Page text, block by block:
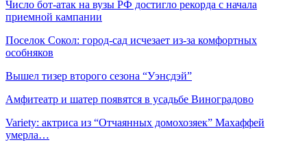
Число бот-атак на вузы РФ достигло рекорда с начала
приемной кампании
Поселок Сокол: город-сад исчезает из-за комфортных
особняков
Вышел тизер второго сезона “Уэнсдэй”
Амфитеатр и шатер появятся в усадьбе Виноградово
Variety: актриса из “Отчаянных домохозяек” Махаффей
умерла…